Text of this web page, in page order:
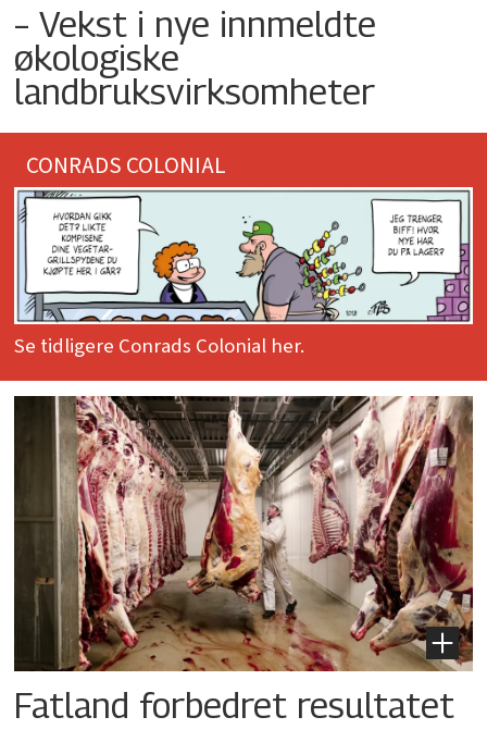
– Vekst i nye innmeldte
økologiske
landbruksvirksomheter
CONRADS COLONIAL
Se tidligere Conrads Colonial her.
Fatland forbedret resultatet